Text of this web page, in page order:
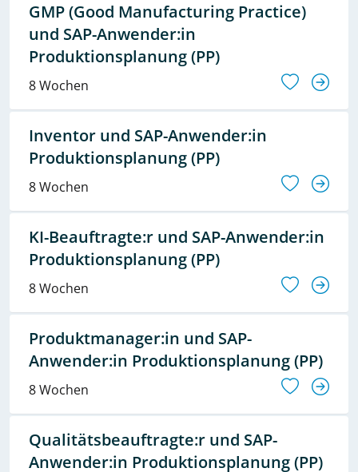
GMP (Good Manufacturing Practice)
und SAP-Anwender:in
Produktionsplanung (PP)
8 Wochen
Inventor und SAP-Anwender:in
Produktionsplanung (PP)
8 Wochen
KI-Beauftragte:r und SAP-Anwender:in
Produktionsplanung (PP)
8 Wochen
Produktmanager:in und SAP-
Anwender:in Produktionsplanung (PP)
8 Wochen
Qualitätsbeauftragte:r und SAP-
Anwender:in Produktionsplanung (PP)